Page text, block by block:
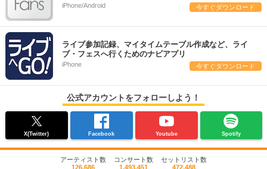
iPhone/Android 今すぐダウンロード
ライブ参加記録、マイタイムテーブル作成など、ライ
ブ・フェスへ行くためのナビアプリ
iPhone 今すぐダウンロード
公式アカウントをフォローしよう！
X(Twitter) Facebook Youtube Spotify
アーティスト数
126,686
コンサート数
1,493,451
セットリスト数
472,488